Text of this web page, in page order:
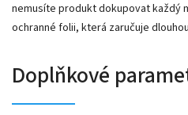
nemusíte produkt dokupovat každý
ochranné folii, která zaručuje
Doplňkové